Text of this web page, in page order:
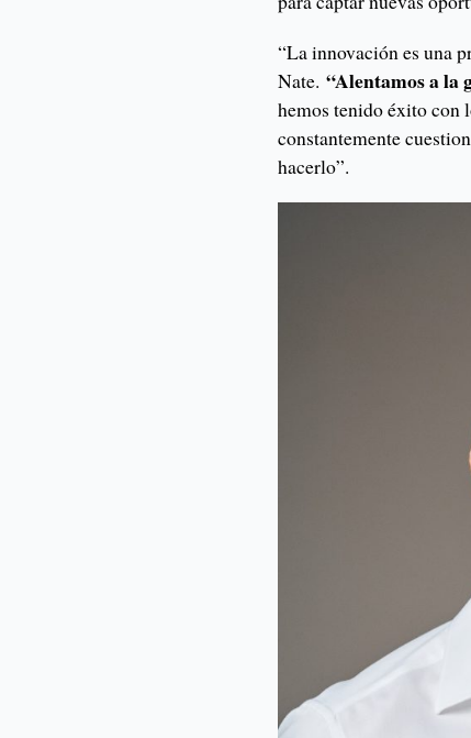
“La innovación es una
Nate.“Alentamos a la
hemos tenido éxito con
constantemente
hacerlo”.